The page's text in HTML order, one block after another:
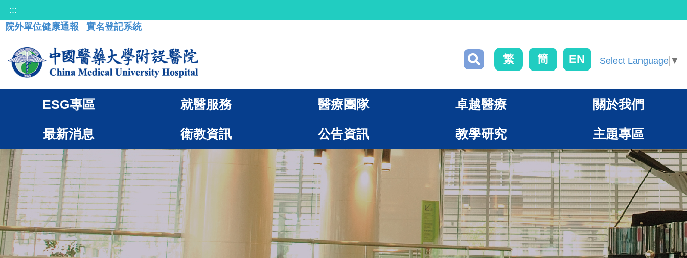
:::
院外單位健康通報
實名登記系統
繁 簡 EN Select Language ▼
ESG專區 就醫服務 醫療團隊 卓越醫療 關於我們
最新消息 衛教資訊 公告資訊 教學研究 主題專區